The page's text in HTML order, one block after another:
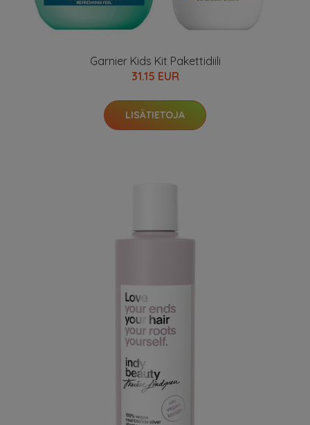
Garnier Kids Kit Pakettidiili
31.15 EUR
LISÄTIETOJA